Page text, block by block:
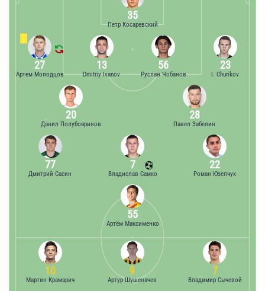
35
Петр Косаревский
23
I. Churikov
56
Руслан Чобанов
13
Dmitriy Ivanov
27
Артем Молодцов
28
Павел Забелин
20
Данил Полубояринов
22
Роман Юзепчук
7
Владислав Самко
77
Дмитрий Сасин
55
Артём Максименко
10
Мартин Крамарич
9
Артур Шушеначев
7
Владимир Сычевой